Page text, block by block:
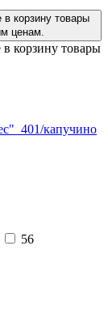
корзину товары
56